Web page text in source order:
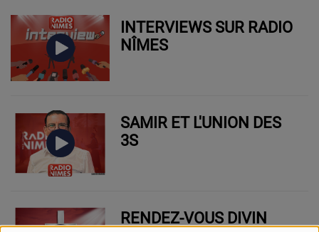
INTERVIEWS SUR RADIO
NÎMES
SAMIR ET L'UNION DES
3S
RENDEZ-VOUS DIVIN